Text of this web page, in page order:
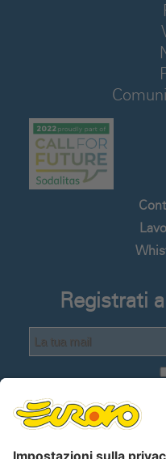
Registrati
laInformativa